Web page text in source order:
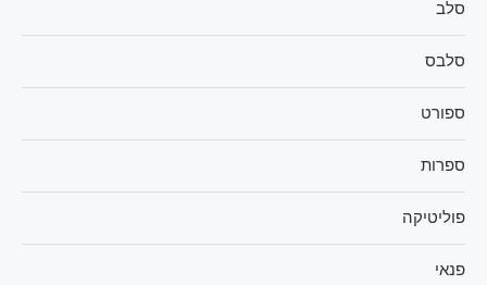
סלב
סלבס
ספורט
ספרות
פוליטיקה
פנאי